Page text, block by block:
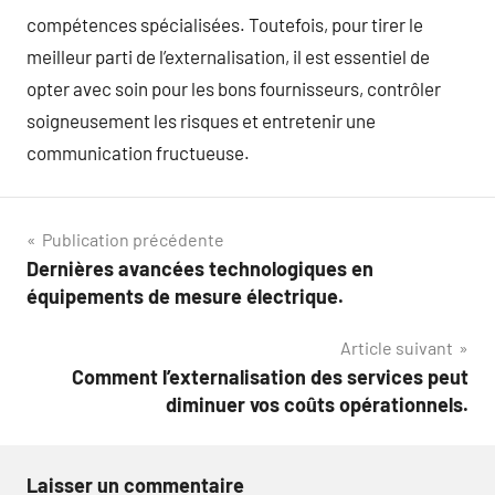
compétences spécialisées. Toutefois, pour tirer le
meilleur parti de l’externalisation, il est essentiel de
opter avec soin pour les bons fournisseurs, contrôler
soigneusement les risques et entretenir une
communication fructueuse.
Navigation
de
Publication précédente
Dernières avancées technologiques en
équipements de mesure électrique.
Article suivant
Comment l’externalisation des services peut
diminuer vos coûts opérationnels.
Laisser un commentaire